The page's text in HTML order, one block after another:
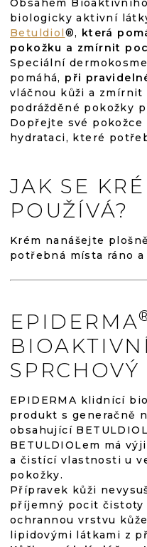
Obsahem
biologicky aktivní
Betuldiol®, která
pokožku a zmírnit
Speciální
pomáhá, při
vláčnou kůži a
podrážděné pokožky
Dopřejte své pokožce
hydrataci, které
JAK SE
POUŽÍVÁ?
Krém nanášejte
potřebná místa ráno a
EPIDERMA
BIOAKTIVNÍ
SPRCHOVÝ
EPIDERMA klidnící
produkt s generačně
obsahující BETULDIOL
BETULDIOLem má
a čistící vlastnosti u
pokožky.
Přípravek kůži
příjemný pocit čistoty
ochrannou vrstvu
lipidovými látkami z